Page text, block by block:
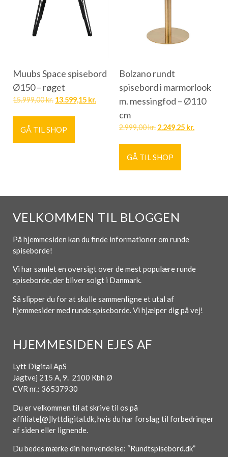
Muubs Space spisebord
Ø150 – røget
15.999,00kr. 13.599,15 kr.
GÅ TIL SHOP
Bolzano rundt
spisebord i marmorlook
m. messingfod – Ø110
cm
2.999,00kr. 2.249,25 kr.
GÅ TIL SHOP
VELKOMMEN TIL BLOGGEN
På hjemmesiden kan du finde informationer om runde
spiseborde!
Vi har samlet en oversigt over de mest populære runde
spiseborde, der bliver solgt i Danmark.
Så slipper du for at skulle sammenligne et utal af
hjemmesider med runde spiseborde. Vi hjælper dig på vej!
HJEMMESIDEN EJES AF
Lytt Digital ApS
Jagtvej 215 A, 9. 2100 Kbh Ø
CVR nr.: 36537930
Du er velkommen til at skrive til os på
affiliate[@]lyttdigital.dk, hvis du har forslag til forbedringer
af siden eller lignende.
Du bedes mærke din henvendelse: “Rundtspisebord.dk”